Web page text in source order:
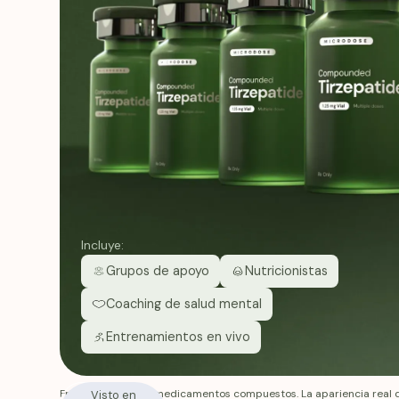
Visto en
Incluye:
Grupos de apoyo
Nutricionistas
Coaching de salud mental
Entrenamientos en vivo
Fridays no fabrica medicamentos compuestos. La apariencia